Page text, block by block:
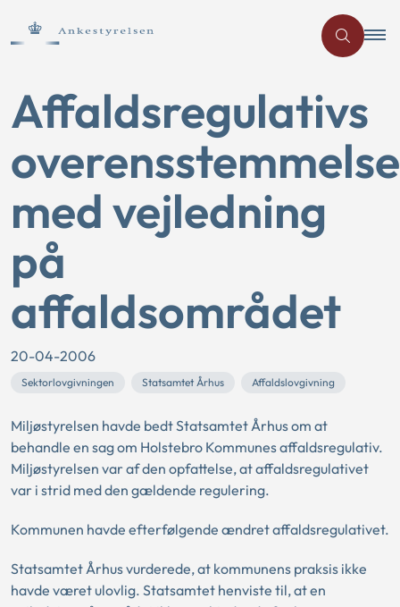
Affaldsregulativs
overensstemmelse
med vejledning
på
affaldsområdet
20-04-2006
Sektorlovgivningen Statsamtet Århus Affaldslovgivning
Miljøstyrelsen havde bedt Statsamtet Århus om at
behandle en sag om Holstebro Kommunes affaldsregulativ.
Miljøstyrelsen var af den opfattelse, at affaldsregulativet
var i strid med den gældende regulering.
Kommunen havde efterfølgende ændret affaldsregulativet.
Statsamtet Århus vurderede, at kommunens praksis ikke
havde været ulovlig. Statsamtet henviste til, at en